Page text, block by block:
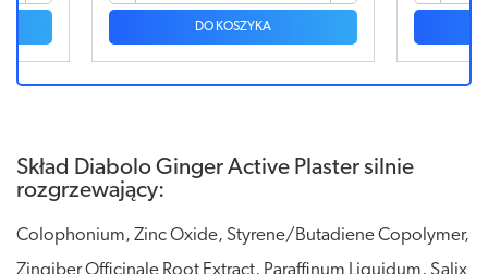
DO KOSZYKA
Skład Diabolo Ginger Active Plaster silnie
rozgrzewający:
Colophonium, Zinc Oxide, Styrene/Butadiene Copolymer,
Zingiber Officinale Root Extract, Paraffinum Liquidum, Salix